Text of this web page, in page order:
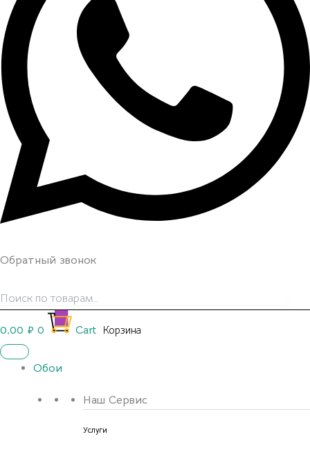
Обратный звонок
0,00 ₽ 0 Cart
Обои
Наш Сервис
Услуги